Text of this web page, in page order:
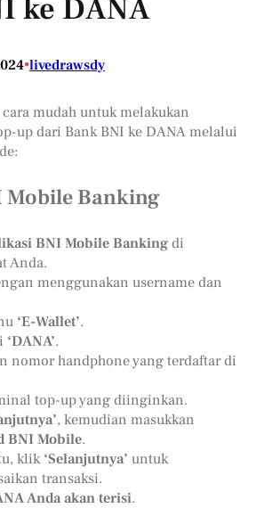
ke DANA
•livedrawsdy
mudah untuk melakukan
up dari Bank BNI ke DANA melalui
Mobile Banking
BNI Mobile Bankingdi
Anda.
menggunakan username dan
‘E-Wallet’.
‘DANA’.
nomor handphone yang terdaftar di
top-up yang diinginkan.
, kemudian masukkan
BNI Mobile.
klik‘Selanjutnya’ untuk
transaksi.
Anda akan terisi.